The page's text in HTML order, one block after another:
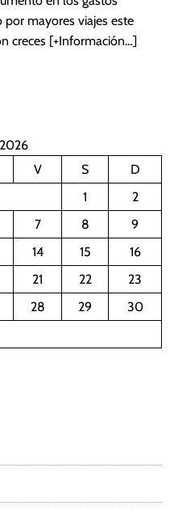
mayores viajes este
creces [+Información…]
V S
D
1
2
7 8
9
14 15
16
21 22
23
28 29
30